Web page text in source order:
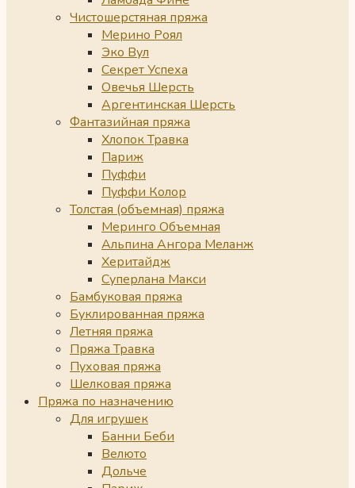
Чистошерстяная пряжа
Мерино Роял
Эко Вул
Секрет Успеха
Овечья Шерсть
Аргентинская Шерсть
Фантазийная пряжа
Хлопок Травка
Париж
Пуффи
Пуффи Колор
Толстая (объемная) пряжа
Меринго Объемная
Альпина Ангора Меланж
Херитайдж
Суперлана Макси
Бамбуковая пряжа
Буклированная пряжа
Летняя пряжа
Пряжа Травка
Пуховая пряжа
Шелковая пряжа
Пряжа по назначению
Для игрушек
Банни Беби
Велюто
Дольче